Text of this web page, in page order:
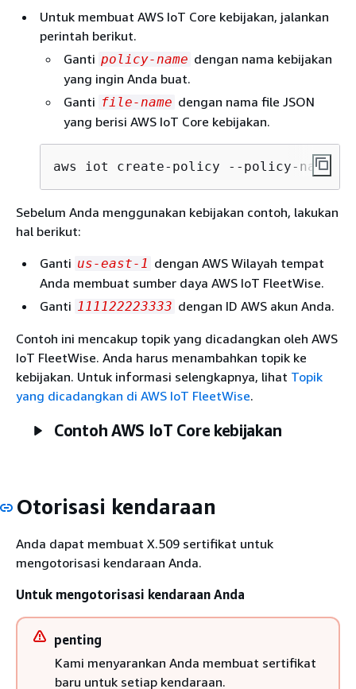
Untuk membuat AWS IoT Core kebijakan, jalankan
perintah berikut.
Ganti policy-name dengan nama kebijakan
yang ingin Anda buat.
Ganti file-name dengan nama file JSON
yang berisi AWS IoT Core kebijakan.
aws iot create-policy --policy-name
Sebelum Anda menggunakan kebijakan contoh, lakukan
hal berikut:
Ganti us-east-1 dengan AWS Wilayah tempat
Anda membuat sumber daya AWS IoT FleetWise.
Ganti 111122223333 dengan ID AWS akun Anda.
Contoh ini mencakup topik yang dicadangkan oleh AWS
IoT FleetWise. Anda harus menambahkan topik ke
kebijakan. Untuk informasi selengkapnya, lihat Topik
yang dicadangkan di AWS IoT FleetWise.
Contoh AWS IoT Core kebijakan
Otorisasi kendaraan
Anda dapat membuat X.509 sertifikat untuk
mengotorisasi kendaraan Anda.
Untuk mengotorisasi kendaraan Anda
penting
Kami menyarankan Anda membuat sertifikat
baru untuk setiap kendaraan.